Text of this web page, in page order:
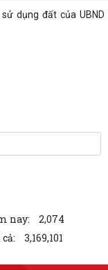
dụng đất của UBND
THÀNH PHỐ VỀ
về việc công bố kế
khai Quyết định số
nay:
2,074
3,169,101